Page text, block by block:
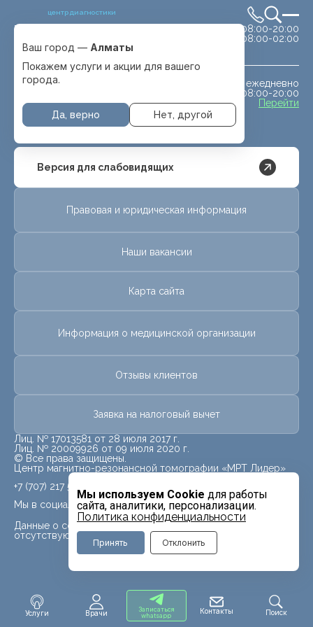
центр диагностики
Выбрать город
с. Отеген батыра
сб-вс 08:00-20:00
08:00-02:00
ежедневно
08:00-20:00
Перейти
Ваш город — Алматы
Покажем услуги и акции для вашего
города.
Да, верно Нет, другой
Услуги Врачи
Записаться
whatsapp
Контакты Поиск
Мы используем Cookie для работы
сайта, аналитики, персонализации.
Политика конфиденциальности
Принять Отклонить
Версия для слабовидящих
Правовая и юридическая информация
Наши вакансии
Карта сайта
Информация о медицинской организации
Отзывы клиентов
Заявка на налоговый вычет
Лиц. № 17013581 от 28 июля 2017 г.
Лиц. № 20009926 от 09 июля 2020 г.
© Все права защищены.
Центр магнитно-резонансной томографии «МРТ Лидер»
Мы в социальных сетях
Данные о социальных сетях для данного филиала
отсутствуют
+7 (707) 217 5840